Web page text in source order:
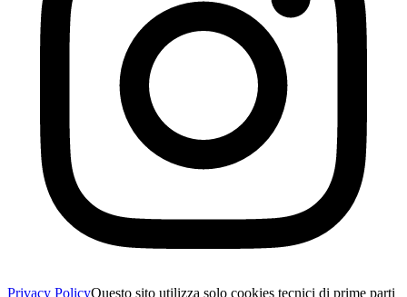
Privacy PolicyQuesto sito utilizza solo cookies tecnici di prime parti